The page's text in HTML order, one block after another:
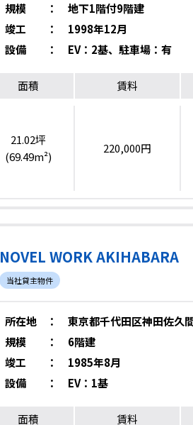
規模
：
地下1階付9階建
竣工
：
1998年12月
設備
： EV：2基、駐車場：有
面積 賃料
21.02坪
(69.49m²)
220,000円
NOVEL WORK AKIHABARA
当社貸主物件
所在地 ：
東京都千代田区神田佐久
規模
：
6階建
竣工
：
1985年8月
設備
： EV：1基
面積 賃料